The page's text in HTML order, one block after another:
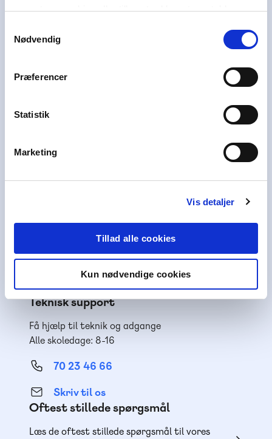
accepterer cookies eller tilbagetrækker et samtykke.
Nødvendig
Præferencer
Statistik
Marketing
Vis detaljer
Tillad alle cookies
Kun nødvendige cookies
Vi hører også under et af Danmarks største og
Praxis,GoTutor
Få hjælp til køb af læremidler
Skriv til os
Få inspiration og viden til din undervisning
Teknisk support
Få hjælp til teknik og adgange
Alle skoledage: 8-16
70 23 46 66
Skriv til os
Oftest stillede spørgsmål
Læs de oftest stillede spørgsmål til vores